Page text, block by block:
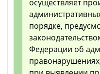
осуществляет
порядке,
Федерации об